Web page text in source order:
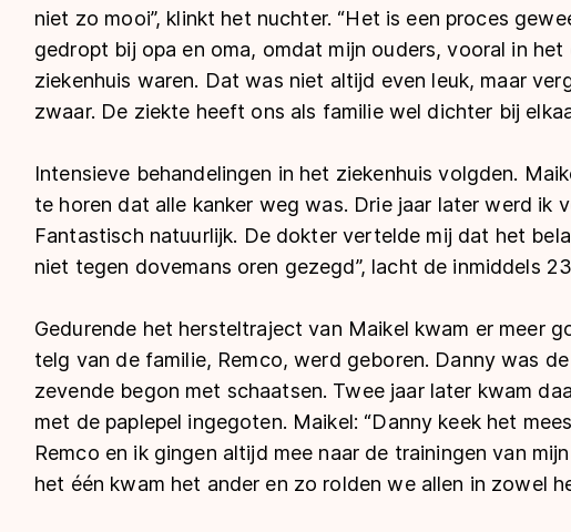
niet zo mooi”, klinkt het nuchter. “Het is een proces
gedropt bij opa en oma, omdat mijn ouders, vooral in
ziekenhuis waren. Dat was niet altijd even leuk, maar
zwaar. De ziekte heeft ons als familie wel dichter bij
Intensieve behandelingen in het ziekenhuis volgden.
te horen dat alle kanker weg was. Drie jaar later werd ik
Fantastisch natuurlijk. De dokter vertelde mij dat het
niet tegen dovemans oren gezegd”, lacht de inmiddels
Gedurende het hersteltraject van Maikel kwam er meer
telg van de familie, Remco, werd geboren. Danny was
zevende begon met schaatsen. Twee jaar later kwam
met de paplepel ingegoten. Maikel: “Danny keek het
Remco en ik gingen altijd mee naar de trainingen van
het één kwam het ander en zo rolden we allen in zowel